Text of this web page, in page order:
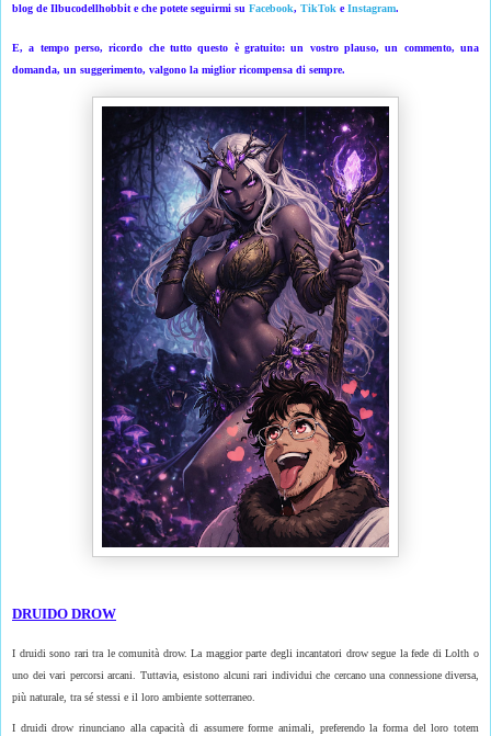
blog de Ilbucodellhobbit e che potete seguirmi su Facebook, TikTok eInstagram.
E, a tempo perso, ricordo che tutto questo è gratuito: un vostro plauso, un commento, una
domanda, un suggerimento, valgono la miglior ricompensa di sempre.
DRUIDO DROW
I druidi sono rari tra le comunità drow. La maggior parte degli incantatori drow segue la fede di Lolth o
uno dei vari percorsi arcani. Tuttavia, esistono alcuni rari individui che cercano una connessione diversa,
più naturale, tra sé stessi e il loro ambiente sotterraneo.
I druidi drow rinunciano alla capacità di assumere forme animali, preferendo la forma del loro totem